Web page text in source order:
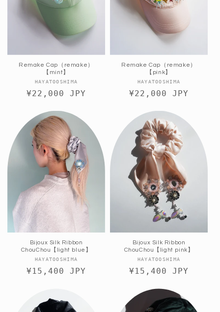
Remake Cap（remake）
【mint】
販
売
HAYATOOSHIMA
通
価
格
¥22,000 JPY
Remake Cap（remake）
【pink】
販
売
HAYATOOSHIMA
通
価
格
¥22,000 JPY
Bijoux Silk Ribbon
ChouChou【light blue】
販
売
HAYATOOSHIMA
通
格
¥15,400 JPY
Bijoux Silk Ribbon
ChouChou【light pink】
販
売
HAYATOOSHIMA
通
価
¥15,400 JPY